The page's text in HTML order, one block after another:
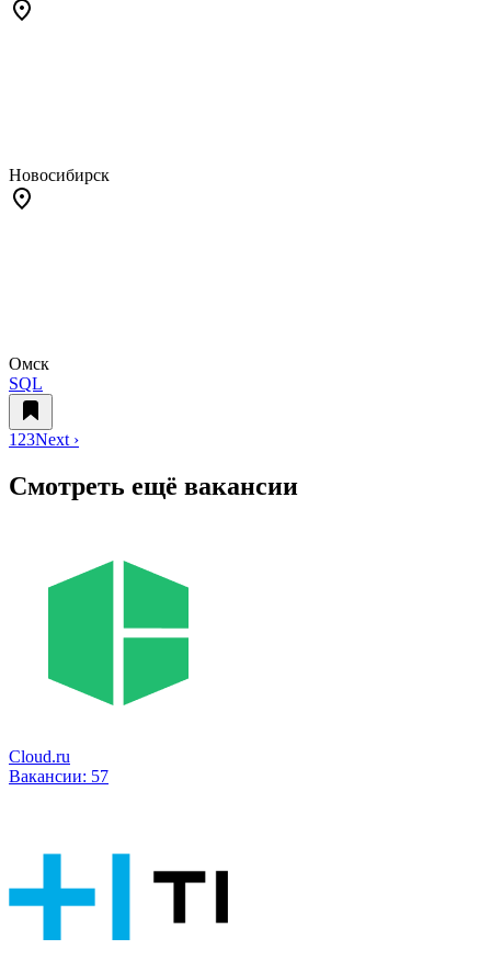
Новосибирск
Омск
SQL
1 23Next ›
Смотреть ещё вакансии
Cloud.ru
Вакансии: 57